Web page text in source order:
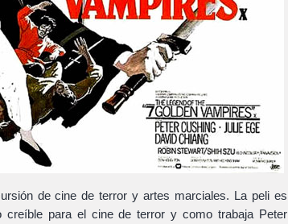
de cine de terror y artes marciales. La peli es
creíble para el cine de terror y como trabaja Peter